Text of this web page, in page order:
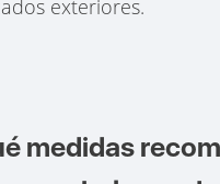
exteriores.
medidas